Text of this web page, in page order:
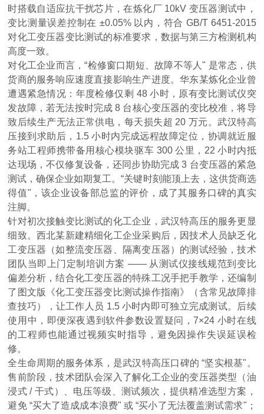
时搭载自适应抗干扰芯片，在炼化厂 10kV 变压器测试中，
变比测量误差控制在 ±0.05% 以内，符合 GB/T 6451-2015
对化工变压器变比测试的标准要求，数据与第三方检测机构
高度一致。
对化工企业而言，“检修窗口期短、故障不等人" 是常态，供
货商的服务响应速度直接影响生产进度。华东某炼化企业曾
遭遇紧急情况：年度检修仅剩 48 小时，原有变比测试仪突
发故障，若无法按时完成 8 台核心变压器的变比校准，将导
致后续生产无法正常供电，每天损失超 20 万元。武汉特高
压接到求助后，1.5 小时内完成远程故障定位，协调就近服
务站工程师携带备用核心模块驱车 300 公里，22 小时内抵
达现场，不仅修复设备，还同步协助完成 3 台变压器的紧急
测试，确保企业如期复工。“关键时刻能顶上去，这供货商选
得值"，该企业设备部总监的评价，成了其服务口碑的真实
注脚。
针对初次接触变比测试的化工企业，武汉特高压的服务更显
细致。西北某新建精细化工企业采购后，因技术人员缺乏化
工变压器（如整流变压器、隔离变压器）的测试经验，技术
团队当即上门定制培训方案 —— 从测试仪接线规范到变比
偏差分析，结合化工变压器的特殊工况手把手教学，还编制
了图文版《化工变压器变比测试操作指南》（含常见故障排
查技巧），让工作人员 1.5 小时内即可独立完成测试。后续
使用中，即便深夜遇到软件参数设置疑问，7×24 小时在线
的工程师也能通过视频实时指导，避免因操作失误延误检
修。
全生命周期的服务体系，是武汉特高压口碑的 “坚实根基"。
售前阶段，技术团队会深入了解化工企业的变压器类型（油
浸式 / 干式）、电压等级、测试频次，提供精准选型方案，
避免 “买大了造成成本浪费" 或 “买小了无法覆盖测试需求"；